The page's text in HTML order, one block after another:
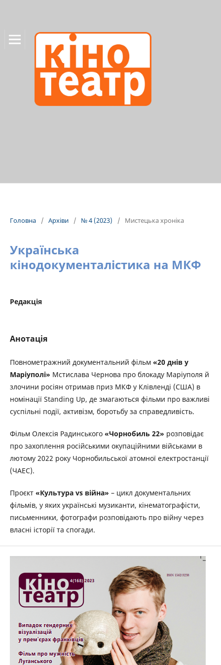
Головна / Архіви / № 4 (2023) / Мистецька хроніка
Українська
кінодокументалістика на МКФ
Редакція
Анотація
Повнометражний документальний фільм «20 днів у
Маріуполі» Мстислава Чернова про блокаду Маріуполя й
злочини росіян отримав приз МКФ у Клівленді (США) в
номінації Standing Uр, де змагаються фільми про важливі
суспільні події, активізм, боротьбу за справедливість.
Фільм Олексія Радинського «Чорнобиль 22» розповідає
про захоплення російськими окупаційними військами в
лютому 2022 року Чорнобильської атомної електростанції
(ЧАЕС).
Проєкт «Культура vs війна» – цикл документальних
фільмів, у яких українські музиканти, кінематографісти,
письменники, фотографи розповідають про війну через
власні історії та спогади.